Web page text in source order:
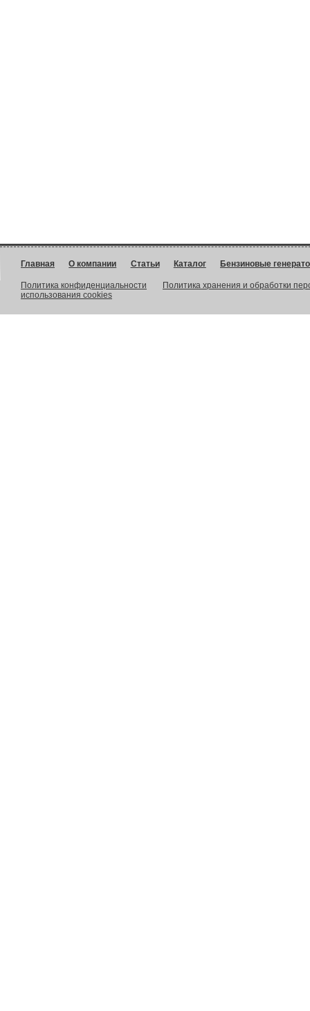
Главная О компании Статьи Каталог Бензиновые
Политика конфиденциальности
Политика хранения и обработки
использования cookies